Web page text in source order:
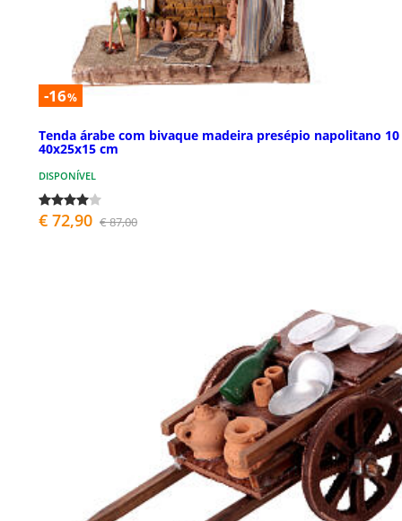
-16%
Tenda árabe com bivaque madeira presépio napolitano
40x25x15 cm
DISPONÍVEL
€ 72,90 € 87,00